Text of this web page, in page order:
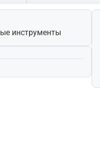
инструменты